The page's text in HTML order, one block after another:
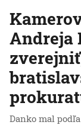
Andreja
Danko mal